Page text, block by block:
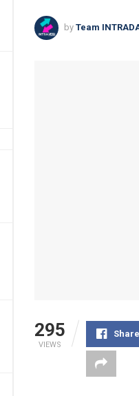
by Team
295
VIEWS